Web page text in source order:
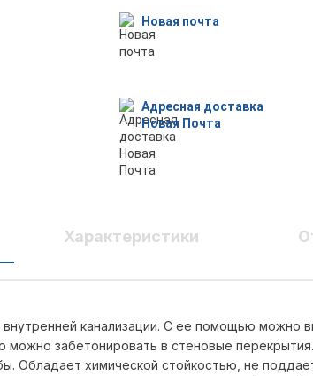
Новая почта
Адресная доставка
Новая Почта
Характеристики
канализации. С ее помощью можно
можно забетонировать в стеновые
Обладает химической стойкостью, не